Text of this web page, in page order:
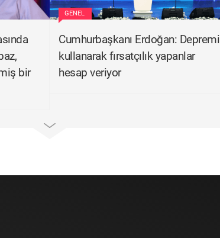
bir
GENEL
Cumhurbaşkanı Erdoğan: Depremi
kullanarak fırsatçılık yapanlar
hesap veriyor